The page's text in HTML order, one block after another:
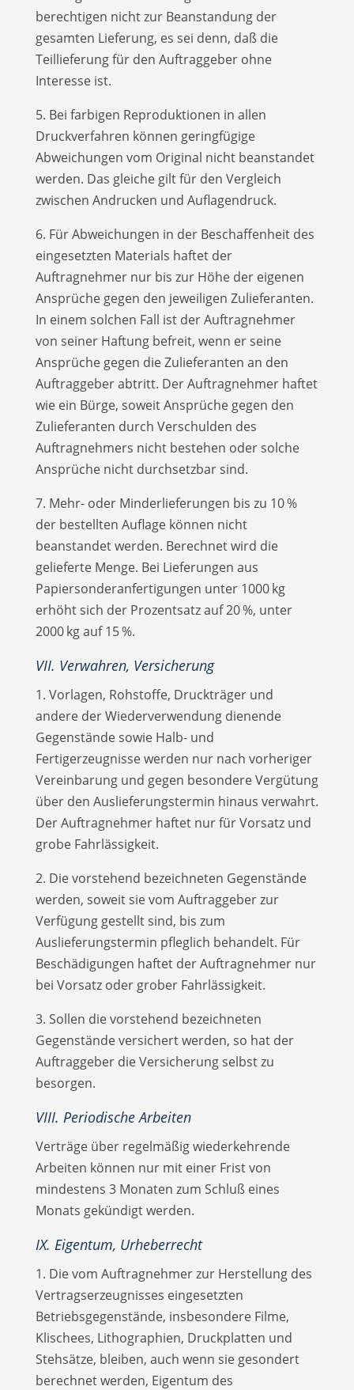
berechtigen nicht zur Beanstandung der
gesamten Lieferung, es sei denn, daß die
Teillieferung für den Auftraggeber ohne
Interesse ist.
5. Bei farbigen Reproduktionen in allen
Druckverfahren können geringfügige
Abweichungen vom Original nicht beanstandet
werden. Das gleiche gilt für den Vergleich
zwischen Andrucken und Auflagendruck.
6. Für Abweichungen in der Beschaffenheit des
eingesetzten Materials haftet der
Auftragnehmer nur bis zur Höhe der eigenen
Ansprüche gegen den jeweiligen Zulieferanten.
In einem solchen Fall ist der Auftragnehmer
von seiner Haftung befreit, wenn er seine
Ansprüche gegen die Zulieferanten an den
Auftraggeber abtritt. Der Auftragnehmer haftet
wie ein Bürge, soweit Ansprüche gegen den
Zulieferanten durch Verschulden des
Auftragnehmers nicht bestehen oder solche
Ansprüche nicht durchsetzbar sind.
7. Mehr- oder Minderlieferungen bis zu 10 %
der bestellten Auflage können nicht
beanstandet werden. Berechnet wird die
gelieferte Menge. Bei Lieferungen aus
Papiersonderanfertigungen unter 1000 kg
erhöht sich der Prozentsatz auf 20 %, unter
2000 kg auf 15 %.
VII. Verwahren, Versicherung
1. Vorlagen, Rohstoffe, Druckträger und
andere der Wiederverwendung dienende
Gegenstände sowie Halb- und
Fertigerzeugnisse werden nur nach vorheriger
Vereinbarung und gegen besondere Vergütung
über den Auslieferungs­termin hinaus verwahrt.
Der Auftragnehmer haftet nur für Vorsatz und
grobe Fahrlässigkeit.
2. Die vorstehend bezeichneten Gegenstände
werden, soweit sie vom Auftraggeber zur
Verfügung gestellt sind, bis zum
Auslieferungstermin pfleglich behandelt. Für
Beschädigungen haftet der Auftragnehmer nur
bei Vorsatz oder grober Fahrlässigkeit.
3. Sollen die vorstehend bezeichneten
Gegenstände versichert werden, so hat der
Auftraggeber die Versicherung selbst zu
besorgen.
VIII. Periodische Arbeiten
Verträge über regelmäßig wiederkehrende
Arbeiten können nur mit einer Frist von
mindestens 3 Monaten zum Schluß eines
Monats gekündigt werden.
IX. Eigentum, Urheberrecht
1. Die vom Auftragnehmer zur Herstellung des
Vertragserzeugnisses eingesetzten
Betriebsgegenstände, insbesondere Filme,
Klischees, Lithographien, Druckplatten und
Stehsätze, bleiben, auch wenn sie gesondert
berechnet werden, Eigentum des